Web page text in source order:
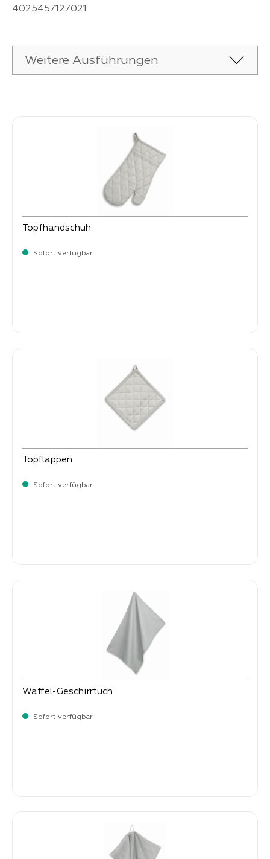
4025457127021
Weitere Ausführungen
Topfhandschuh
Sofort verfügbar
Topflappen
Sofort verfügbar
Waffel-Geschirrtuch
Sofort verfügbar